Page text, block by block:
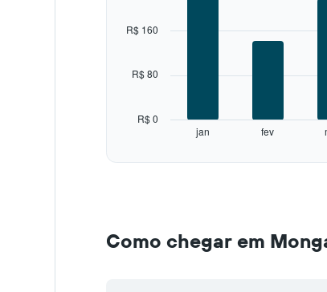
Range:
categories.
to
400.
jan fev
R$ 0
R$ 80
R$ 160
of
interactive
Como chegar em